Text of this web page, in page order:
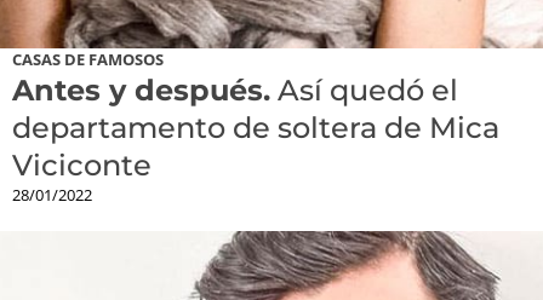
CASAS DE FAMOSOS
Antes y después. Así quedó el
departamento de soltera de Mica
Viciconte
28/01/2022